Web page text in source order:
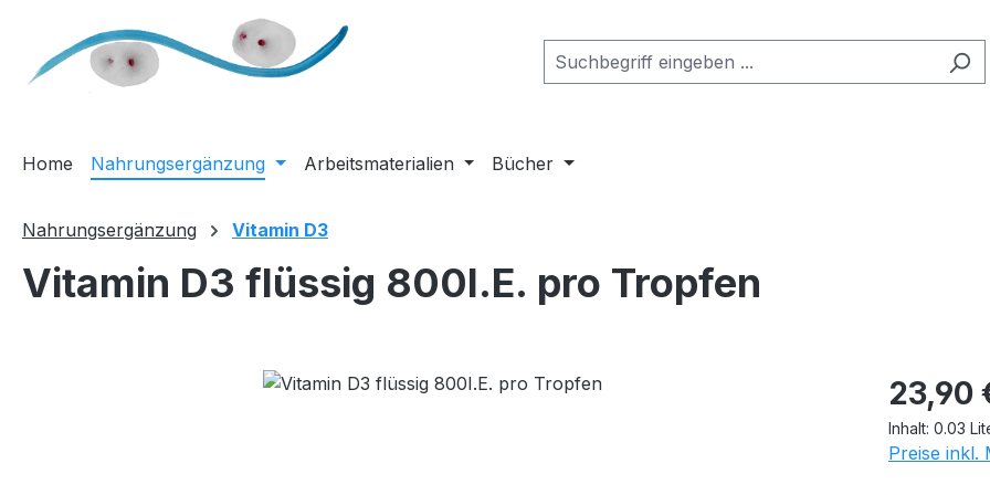
Hauptinhalt springen
Zur Suche springen
Zur Hauptnavigation springen
Home Nahrungsergänzung Arbeitsmaterialien Bücher
Nahrungsergänzung Vitamin D3
Vitamin D3 flüssig 800I.E. pro Tropfen
23,90
Inhalt: 0.03
Preise inkl.